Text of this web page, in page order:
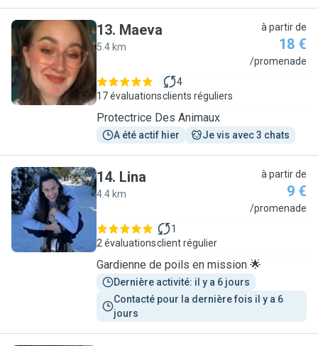
M
13. Maeva
5.4 km
à partir de
18 €
/promenade
17 évaluations
4
clients réguliers
Protectrice Des Animaux
A été actif hier Je vis avec 3 chats
L
14. Lina
4.4 km
à partir de
9 €
/promenade
2 évaluations
1
client régulier
Gardienne de poils en mission 🌟
Dernière activité: il y a 6 jours
Contacté pour la dernière fois il y a 6
jours